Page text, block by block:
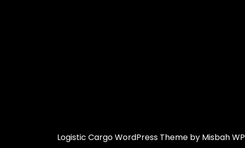
Logistic Cargo WordPress Theme by Misbah WP